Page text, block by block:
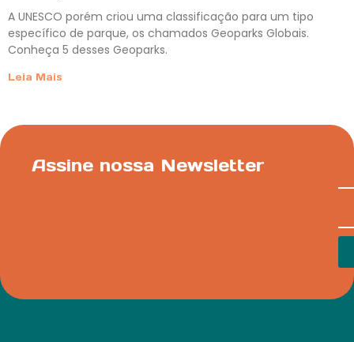
A UNESCO porém criou uma classificação para um tipo
específico de parque, os chamados Geoparks Globais.
Conheça 5 desses Geoparks.
Leia Mais
Assine nossa Newsletter